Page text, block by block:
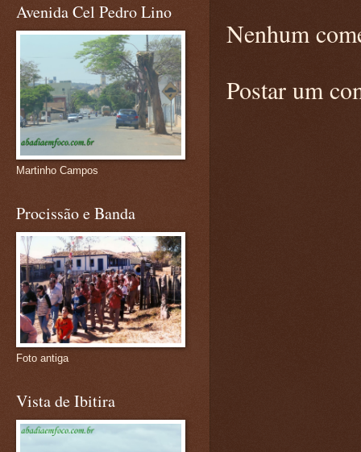
Nenhum
Postar um
Avenida Cel Pedro Lino
Martinho Campos
Procissão e Banda
Foto antiga
Vista de Ibitira